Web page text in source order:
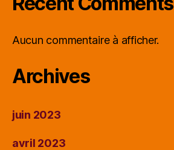
Aucun commentaire à afficher.
Archives
juin 2023
avril 2023